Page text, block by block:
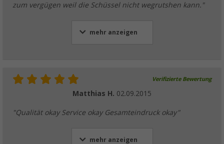
zum vergügen weil die Schüssel nicht wegrutshen kann."
mehr anzeigen
Verifizierte Bewertung
Matthias H. 02.09.2015
"Qualität okay Service okay Gesamteindruck okay"
mehr anzeigen